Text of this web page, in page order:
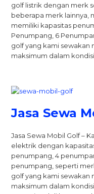
golf listrik dengan merk
beberapa merk lainnya,
memiliki kapasitas
Penumpang, 6
golf yang kami sewakan
maksimum dalam
Jasa Sewa
Jasa Sewa Mobil Golf –
elektrik dengan
penumpang, 4
penumpang, seperti
golf yang kami sewakan
maksimum dalam